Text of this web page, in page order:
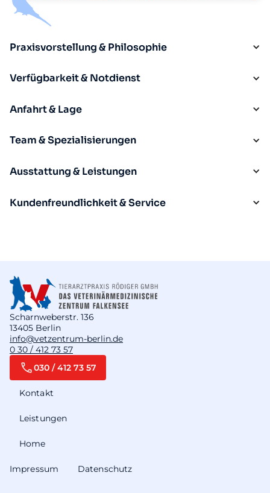
Praxisvorstellung & Philosophie
Verfügbarkeit & Notdienst
Anfahrt & Lage
Team & Spezialisierungen
Ausstattung & Leistungen
Kundenfreundlichkeit & Service
Scharnweberstr. 136
13405 Berlin
info@vetzentrum-berlin.de
0 30 / 412 73 57
Home
Leistungen
Kontakt
030 / 412 73 57
Impressum Datenschutz